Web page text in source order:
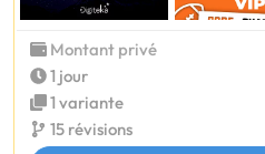
Montant privé
1 jour
1 variante
15 révisions